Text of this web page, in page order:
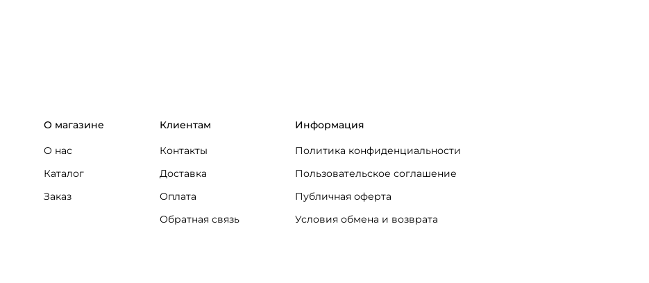
О магазине
О нас
Каталог
Заказ
Клиентам
Контакты
Доставка
Оплата
Обратная связь
Информация
Политика конфиденциальности
Пользовательское соглашение
Публичная оферта
Условия обмена и возврата